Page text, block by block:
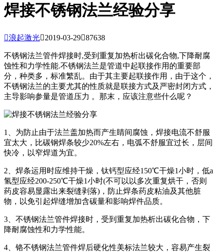
焊接不锈钢法兰经验分享
浪起激光2019-03-2987638
不锈钢法兰管件焊接时,受到重复加热析出碳化合物,下降耐腐
蚀性和力学性能.不锈钢法兰是管道中起联接作用的重要部
分，种类多，标准繁乱。由于其主要起联接作用，由于这个，
不锈钢法兰的主要尤其的性质就是联接方式及严密封闭方式，
主导影响参量是管道压力 。那末，应该注意些什么呢？
1、为防止由于法兰盖加热而产生睛间腐蚀，焊接电流不舒服
宜太大，比碳钢焊条较少20%左右，电弧不舒服宜过长，层间
快冷，以窄焊道为宜。
2、焊条运用时应维持干燥，钛钙型应经150℃干燥1小时，低a
氢型应经200-250℃干燥1小时(不可以以多次重复烘干，否则
药皮容易显露出来裂缝剥落)，防止焊条药皮粘油及其他脏
物，以免引起焊缝增加含碳量和影响焊件品质。
3、不锈钢法兰管件焊接时，受到重复加热析出碳化合物，下
降耐腐蚀性和力学性能。
4、铬不锈钢法兰管件焊后硬化性美标法兰较大，容易产生裂